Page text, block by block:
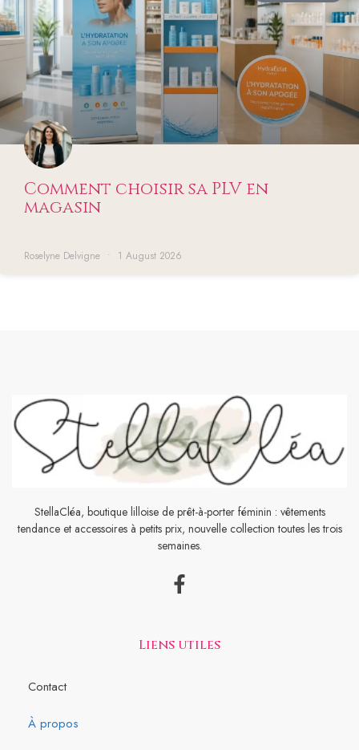
Comment choisir sa PLV en
magasin
Roselyne Delvigne 1 August 2026
StellaCléa, boutique lilloise de prêt-à-porter féminin : vêtements
tendance et accessoires à petits prix, nouvelle collection toutes les trois
semaines.
Liens utiles
Contact
À propos